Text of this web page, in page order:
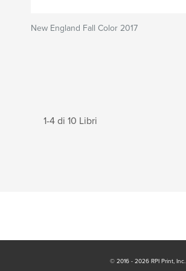
New England Fall Color 2017
1-4 di 10 Libri
© 2016 - 2026 RPI Print, Inc.